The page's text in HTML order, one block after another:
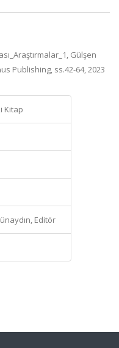
Gülşen
Publishing, ss.42-64, 2023
Kitap
Editör